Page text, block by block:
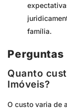
família.
Perguntas
Quanto
Imóveis?
O custo varia de